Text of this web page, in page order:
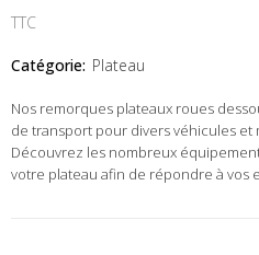
TTC
Catégorie: Plateau
Nos remorques plateaux roues
de transport pour divers véhicules et
Découvrez les nombreux
votre plateau afin de répondre à vos